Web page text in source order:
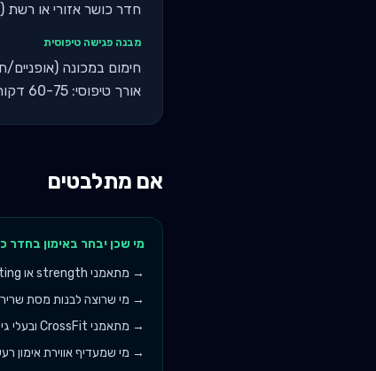
חדר כושר אזורי או רשת (Holmes Place, World Gym, GoActive, Crossfit local). מחיר מנוי: ₪150-400/חודש.
מבנה פגישה טיפוסית
אורך טיפוסי: 60-75 דקות.
אם מתלבטים
מי שכן יבחר באימון בחדר
→ מתאמני strength או powerlifting
→ מי שרוצה לבנות מסת שריר
→ מתאמני CrossFit ובעלי גישה ל-WOD
→ מי שמעדיף אווירת אימון